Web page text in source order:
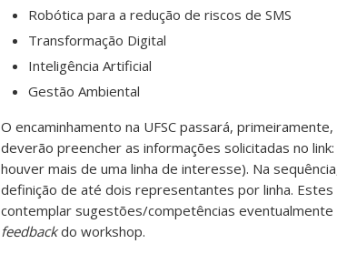
Robótica para a redução de riscos de SMS
Transformação Digital
Inteligência Artificial
Gestão Ambiental
O encaminhamento na UFSC passará,
deverão preencher as informações solicitadas no link:
houver mais de uma linha de interesse). Na
definição de até dois representantes por linha.
contemplar sugestões/competências
feedbackdo workshop.